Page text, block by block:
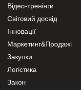
Відео-тренінги
Світовий досвід
Інновації
Маркетинг&Продажі
Закупки
Логістика
Закон